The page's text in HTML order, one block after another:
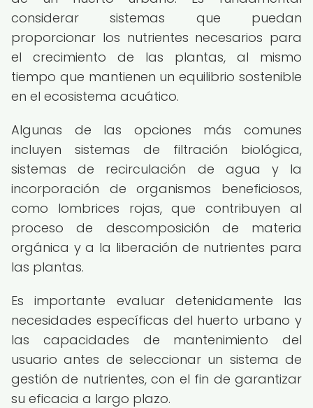
considerar sistemas que puedan
proporcionar los nutrientes necesarios para
el crecimiento de las plantas, al mismo
tiempo que mantienen un equilibrio sostenible
en el ecosistema acuático.
Algunas de las opciones más comunes
incluyen sistemas de filtración biológica,
sistemas de recirculación de agua y la
incorporación de organismos beneficiosos,
como lombrices rojas, que contribuyen al
proceso de descomposición de materia
orgánica y a la liberación de nutrientes para
las plantas.
Es importante evaluar detenidamente las
necesidades específicas del huerto urbano y
las capacidades de mantenimiento del
usuario antes de seleccionar un sistema de
gestión de nutrientes, con el fin de garantizar
su eficacia a largo plazo.